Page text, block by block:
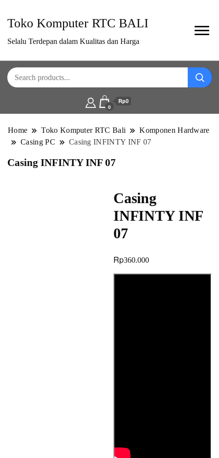
Toko Komputer RTC BALI
Selalu Terdepan dalam Kualitas dan Harga
0
Rp0
Home Toko Komputer RTC Bali
Komponen Hardware
Casing PC
Casing INFINTY INF 07
Casing INFINTY INF 07
Casing
INFINTY INF
07
Rp360.000